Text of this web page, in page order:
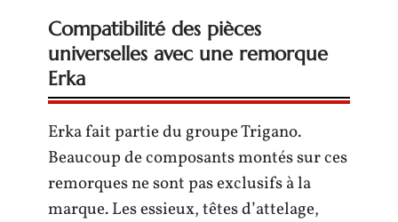
Compatibilité des pièces
universelles avec une remorque
Erka
Erka fait partie du groupe Trigano.
Beaucoup de composants montés sur ces
remorques ne sont pas exclusifs à la
marque. Les essieux, têtes d’attelage,